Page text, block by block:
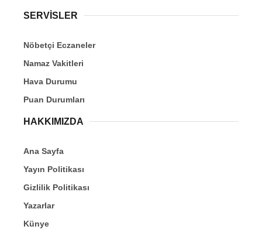
SERVİSLER
Nöbetçi Eczaneler
Namaz Vakitleri
Hava Durumu
Puan Durumları
HAKKIMIZDA
Ana Sayfa
Yayın Politikası
Gizlilik Politikası
Yazarlar
Künye